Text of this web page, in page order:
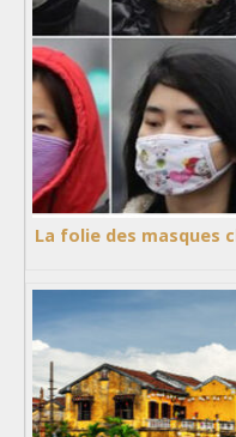
La folie des masques